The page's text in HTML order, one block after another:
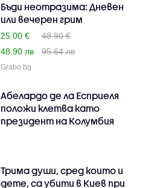
Бъди неотразима: Дневен
или вечерен грим
25.00 €
48.90 €
48.90 лв
95.64 лв
Grabo.bg
Абелардо де ла Есприеля
положи клетва като
президент на Колумбия
Трима души, сред които и
дете, са убити в Киев при